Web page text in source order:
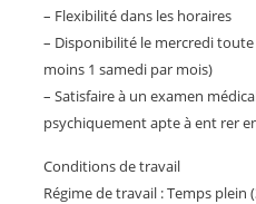
– Flexibilité dans les horaires
– Disponibilité le mercredi
moins 1 samedi par mois)
– Satisfaire à un examen
psychiquement apte à ent rer
Conditions de travail
Régime de travail : Temps